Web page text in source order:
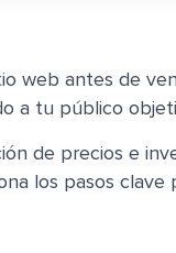
web antes de
a tu público
de precios e
los pasos